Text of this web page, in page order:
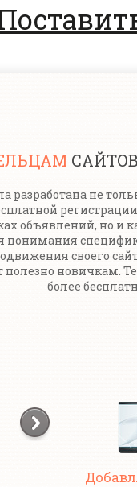
разработана не
объявлений, но и
понимания
своего
полезно новичкам.
более